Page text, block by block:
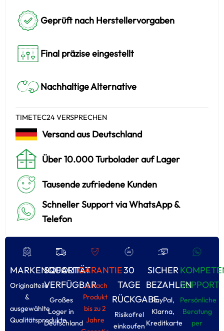
Geprüft nach Herstellervorgaben
Final präzise eingestellt
Nachhaltige Alternative
TIMETEC24 VERSPRECHEN
Versand aus Deutschland
Über 10.000 Turbolader auf Lager
Tausende zufriedene Kunden
Schneller Support via WhatsApp &
Telefon
MARKENQUALITÄT
Originalteile
&
ausgewählte
Qualitätsprodukte
SOFORT
VERFÜGBAR
Großes
Loger in
Deutschland
GARANTIE
Je nach
Produkt
bis zu 2
Jahre
30
TAGE
RÜCKGABE
Risikofrel
einkoufen
SICHER
BEZAHLEN
PayPal,
Klarna,
Kreditkarte
SUPPORT
Persönliche
Beratung
per